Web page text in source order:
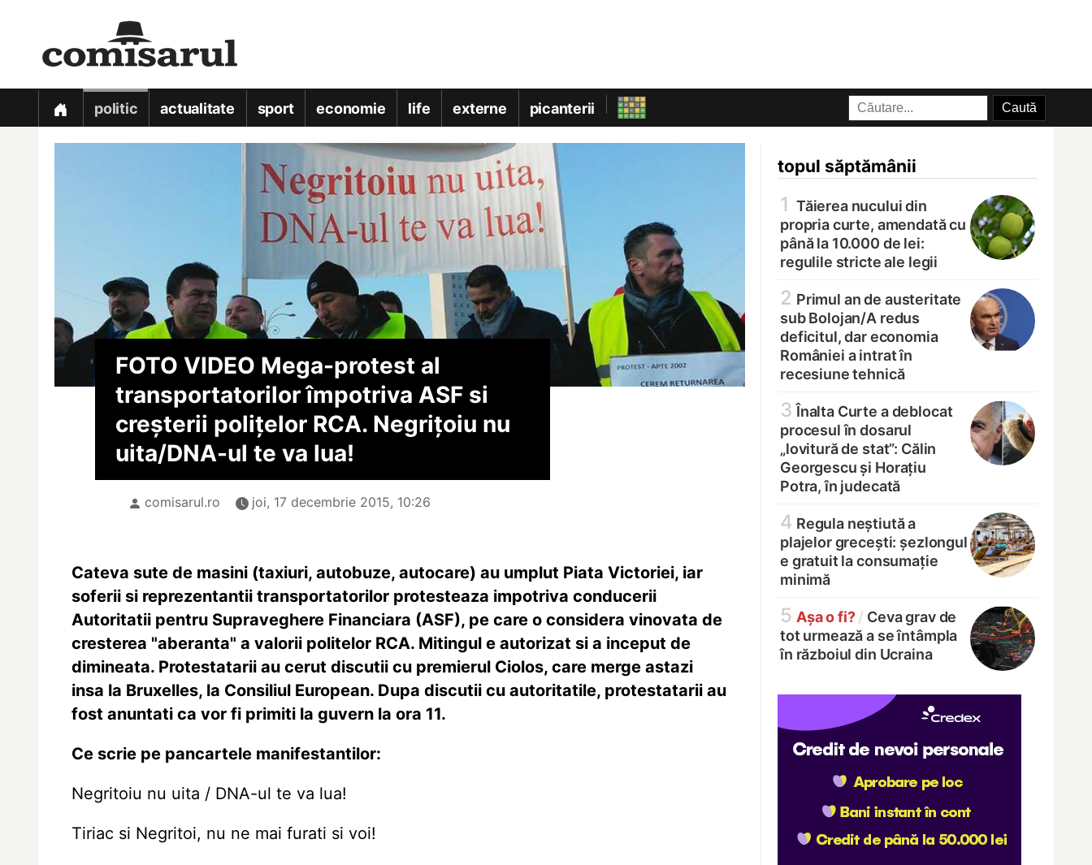
politic actualitate sport economie life externe picanterii
topul săptămânii
1 Tăierea nucului din
propria curte, amendată cu
până la 10.000 de lei:
regulile stricte ale legii
2 Primul an de austeritate
sub Bolojan/A redus
deficitul, dar economia
României a intrat în
recesiune tehnică
3 Înalta Curte a deblocat
procesul în dosarul
„lovitură de stat”: Călin
Georgescu și Horațiu
Potra, în judecată
4 Regula neștiută a
plajelor grecești: șezlongul
e gratuit la consumație
minimă
5 Așa o fi? / Ceva grav de
tot urmează a se întâmpla
în războiul din Ucraina
FOTO VIDEO Mega-protest al
transportatorilor împotriva ASF si
creșterii polițelor RCA. Negrițoiu nu
uita/DNA-ul te va lua!
comisarul.ro joi, 17 decembrie 2015, 10:26
Cateva sute de masini (taxiuri, autobuze, autocare) au umplut Piata Victoriei, iar
soferii si reprezentantii transportatorilor protesteaza impotriva conducerii
Autoritatii pentru Supraveghere Financiara (ASF), pe care o considera vinovata de
cresterea "aberanta" a valorii politelor RCA. Mitingul e autorizat si a inceput de
dimineata. Protestatarii au cerut discutii cu premierul Ciolos, care merge astazi
insa la Bruxelles, la Consiliul European. Dupa discutii cu autoritatile, protestatarii au
fost anuntati ca vor fi primiti la guvern la ora 11.
Ce scrie pe pancartele manifestantilor:
Negritoiu nu uita / DNA-ul te va lua!
Tiriac si Negritoi, nu ne mai furati si voi!